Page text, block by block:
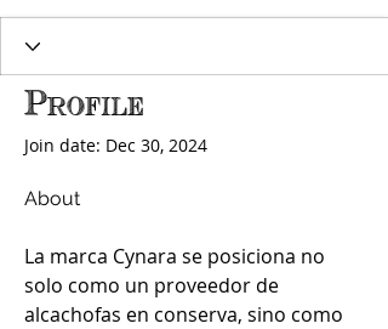
Profile
Join date: Dec 30, 2024
About
La marca Cynara se posiciona no
solo como un proveedor de
alcachofas en conserva, sino como